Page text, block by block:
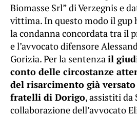
Biomasse Srl” di Verzegnis e
vittima. In questo modo il gup
la condanna concordata tra il
e l’avvocato difensore
Gorizia. Per la sentenzail
conto delle circostanze
del risarcimento già
fratelli di Dorigo, assistiti da
collaborazione dell’avvocato